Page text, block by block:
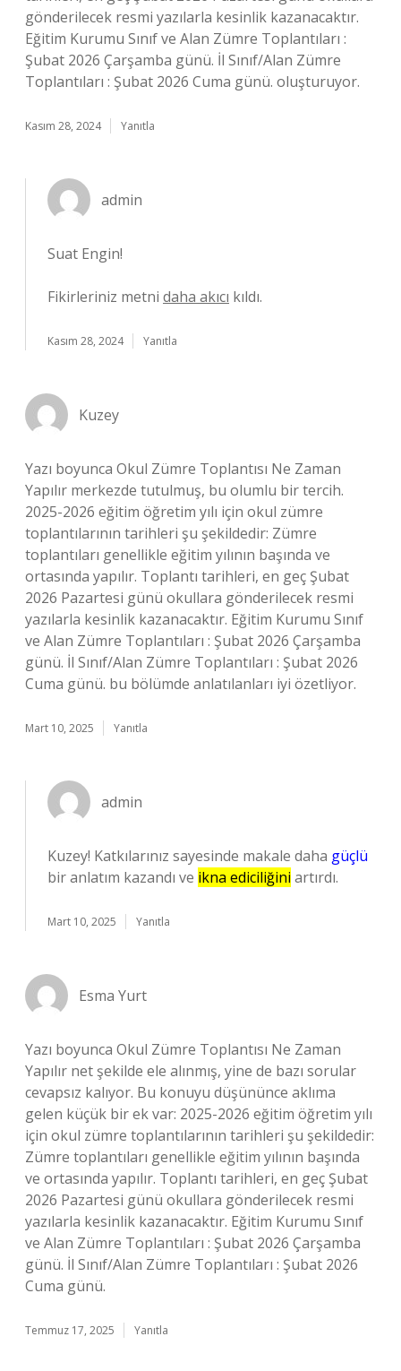
gönderilecek resmi yazılarla kesinlik kazanacaktır.
Eğitim Kurumu Sınıf ve Alan Zümre Toplantıları :
Şubat 2026 Çarşamba günü. İl Sınıf/Alan Zümre
Toplantıları : Şubat 2026 Cuma günü. oluşturuyor.
Kasım 28, 2024 Yanıtla
admin
Suat Engin!
Fikirleriniz metni daha akıcı kıldı.
Kasım 28, 2024 Yanıtla
Kuzey
Yazı boyunca Okul Zümre Toplantısı Ne Zaman
Yapılır merkezde tutulmuş, bu olumlu bir tercih.
2025-2026 eğitim öğretim yılı için okul zümre
toplantılarının tarihleri şu şekildedir: Zümre
toplantıları genellikle eğitim yılının başında ve
ortasında yapılır. Toplantı tarihleri, en geç Şubat
2026 Pazartesi günü okullara gönderilecek resmi
yazılarla kesinlik kazanacaktır. Eğitim Kurumu Sınıf
ve Alan Zümre Toplantıları : Şubat 2026 Çarşamba
günü. İl Sınıf/Alan Zümre Toplantıları : Şubat 2026
Cuma günü. bu bölümde anlatılanları iyi özetliyor.
Mart 10, 2025 Yanıtla
admin
Kuzey! Katkılarınız sayesinde makale daha güçlü
bir anlatım kazandı ve ikna ediciliğini artırdı.
Mart 10, 2025 Yanıtla
Esma Yurt
Yazı boyunca Okul Zümre Toplantısı Ne Zaman
Yapılır net şekilde ele alınmış, yine de bazı sorular
cevapsız kalıyor. Bu konuyu düşününce aklıma
gelen küçük bir ek var: 2025-2026 eğitim öğretim yılı
için okul zümre toplantılarının tarihleri şu şekildedir:
Zümre toplantıları genellikle eğitim yılının başında
ve ortasında yapılır. Toplantı tarihleri, en geç Şubat
2026 Pazartesi günü okullara gönderilecek resmi
yazılarla kesinlik kazanacaktır. Eğitim Kurumu Sınıf
ve Alan Zümre Toplantıları : Şubat 2026 Çarşamba
günü. İl Sınıf/Alan Zümre Toplantıları : Şubat 2026
Cuma günü.
Temmuz 17, 2025 Yanıtla